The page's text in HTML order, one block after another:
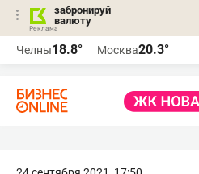
забронируй
валюту
Челны18.8° Москва20.3°